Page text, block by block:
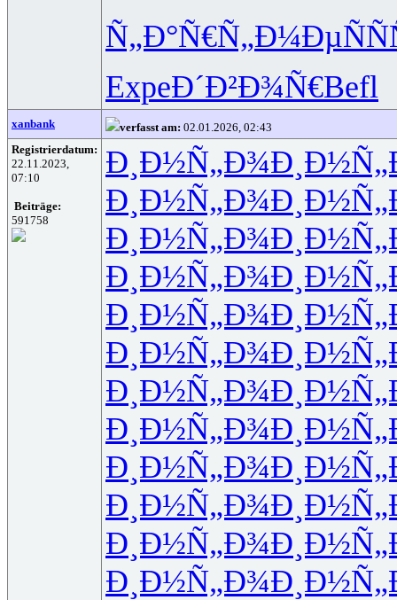
Ñ„Ð°Ñ€Ñ„Ð¼ÐµÑÑ
ExpeÐ´Ð²Ð¾Ñ€Befl
xanbank verfasst am: 02.01.2026, 02:43
Registrierdatum:
22.11.2023,
07:10
Beiträge:
591758
Ð¸Ð½Ñ„Ð¾
Ð¸Ð½Ñ„Ð¾
Ð¸Ð½Ñ„Ð¾
Ð¸Ð½Ñ„Ð¾
Ð¸Ð½Ñ„Ð¾
Ð¸Ð½Ñ„Ð¾
Ð¸Ð½Ñ„Ð¾
Ð¸Ð½Ñ„Ð¾
Ð¸Ð½Ñ„Ð¾
Ð¸Ð½Ñ„Ð¾
Ð¸Ð½Ñ„Ð¾
Ð¸Ð½Ñ„Ð¾